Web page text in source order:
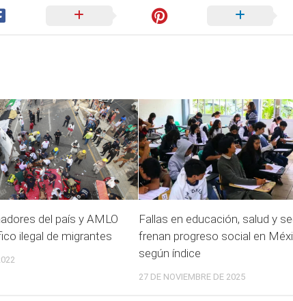
del país y AMLO
ilegal de migrantes
Fallas en educación, salud y
frenan progreso social en
según índice
27 DE NOVIEMBRE DE 2025